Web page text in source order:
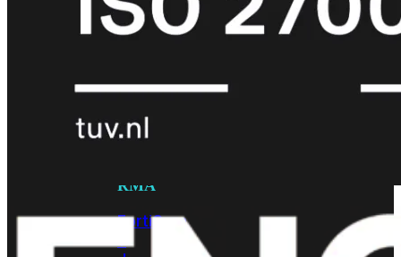
FortiCare
EliteFortiCare
Upgrades
RMA
FortiCare